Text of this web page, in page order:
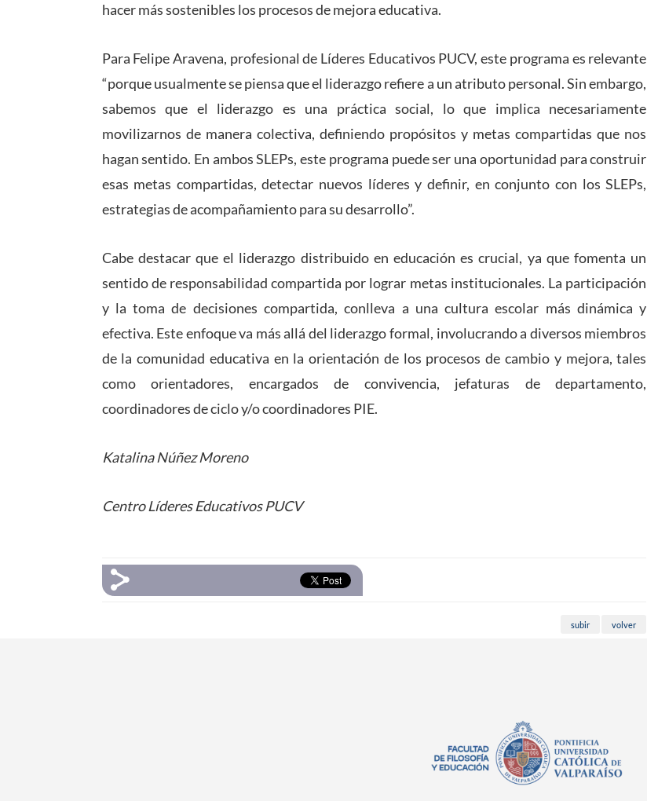
hacer más sostenibles los procesos de mejora educativa.
Para Felipe Aravena, profesional de Líderes Educativos PUCV, este programa es relevante
“porque usualmente se piensa que el liderazgo refiere a un atributo personal. Sin embargo,
sabemos que el liderazgo es una práctica social, lo que implica necesariamente
movilizarnos de manera colectiva, definiendo propósitos y metas compartidas que nos
hagan sentido. En ambos SLEPs, este programa puede ser una oportunidad para construir
esas metas compartidas, detectar nuevos líderes y definir, en conjunto con los SLEPs,
estrategias de acompañamiento para su desarrollo”.
Cabe destacar que el liderazgo distribuido en educación es crucial, ya que fomenta un
sentido de responsabilidad compartida por lograr metas institucionales. La participación
y la toma de decisiones compartida, conlleva a una cultura escolar más dinámica y
efectiva. Este enfoque va más allá del liderazgo formal, involucrando a diversos miembros
de la comunidad educativa en la orientación de los procesos de cambio y mejora, tales
como orientadores, encargados de convivencia, jefaturas de departamento,
coordinadores de ciclo y/o coordinadores PIE.
Katalina Núñez Moreno
Centro Líderes Educativos PUCV
subir volver